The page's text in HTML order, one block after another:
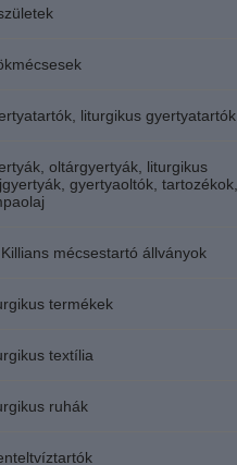
liturgikus gyertyatartók
oltárgyertyák, liturgikus
gyertyaoltók, tartozékok,
mécsestartó állványok
termékek
textília
ruhák